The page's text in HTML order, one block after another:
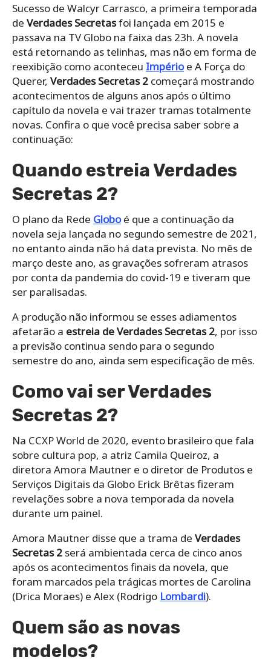
Sucesso de Walcyr Carrasco, a primeira temporada
de Verdades Secretasfoi lançada em 2015 e
passava na TV Globo na faixa das 23h. A novela
está retornando as telinhas, mas não em forma de
reexibição como aconteceu Impérioe A Força do
Querer, Verdades Secretas 2 começará mostrando
acontecimentos de alguns anos após o último
capítulo da novela e vai trazer tramas totalmente
novas. Confira o que você precisa saber sobre a
continuação:
Quando estreia Verdades
Secretas 2?
O plano da Rede Globoé que a continuação da
novela seja lançada no segundo semestre de 2021,
no entanto ainda não há data prevista. No mês de
março deste ano, as gravações sofreram atrasos
por conta da pandemia do covid-19 e tiveram que
ser paralisadas.
A produção não informou se esses adiamentos
afetarão a estreia de Verdades Secretas 2, por isso
a previsão continua sendo para o segundo
semestre do ano, ainda sem especificação de mês.
Como vai ser Verdades
Secretas 2?
Na CCXP World de 2020, evento brasileiro que fala
sobre cultura pop, a atriz Camila Queiroz, a
diretora Amora Mautner e o diretor de Produtos e
Serviços Digitais da Globo Erick Brêtas fizeram
revelações sobre a nova temporada da novela
durante um painel.
Amora Mautner disse que a trama de Verdades
Secretas 2 será ambientada cerca de cinco anos
após os acontecimentos finais da novela, que
foram marcados pela trágicas mortes de Carolina
(Drica Moraes) e Alex (Rodrigo Lombardi).
Quem são as novas
modelos?